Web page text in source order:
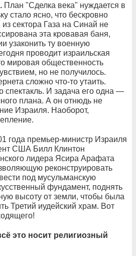
План "Сделка века" нуждается в
стало ясно, что бескровно
сектора Газа на Синай не
эта кровавая баня,
узаконить ту военную
проводит израильская
мировая общественность
но не получилось.
сложно что-то утаить.
спектакль. И задача его одна —
плана. А он отнюдь не
Израиля. Наоборот,
года премьер-министр Израиля
США Билл Клинтон
лидера Ясира Арафата
реконструировать
под мусульманскую
фундамент, поднять
высоту от земли, чтобы была
Третий иудейский храм. Вот
это носит религиозный